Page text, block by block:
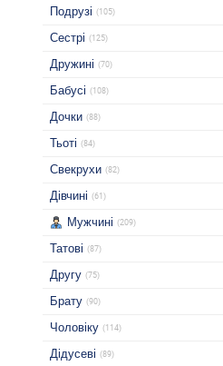
Подрузі (105)
Сестрі (125)
Дружині (70)
Бабусі (108)
Дочки (88)
Тьоті (84)
Свекрухи (82)
Дівчині (61)
Мужчині (209)
Татові (87)
Другу (75)
Брату (90)
Чоловіку (114)
Дідусеві (89)